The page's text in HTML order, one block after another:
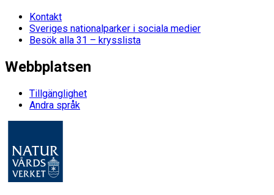
Kontakt
Sveriges nationalparker i sociala medier
Besök alla 31 – krysslista
Webbplatsen
Tillgänglighet
Andra språk